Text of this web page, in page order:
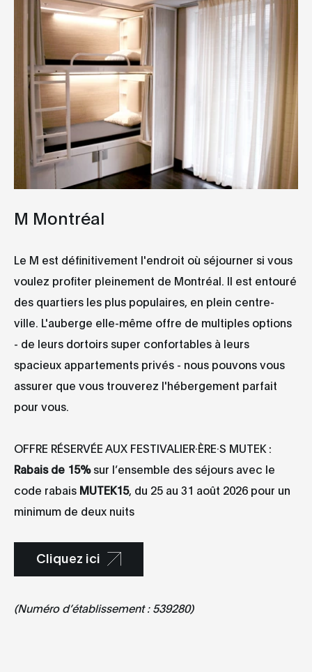
M Montréal
Le M est définitivement l'endroit où séjourner si vous
voulez profiter pleinement de Montréal. Il est entouré
des quartiers les plus populaires, en plein centre-
ville. L'auberge elle-même offre de multiples options
- de leurs dortoirs super confortables à leurs
spacieux appartements privés - nous pouvons vous
assurer que vous trouverez l'hébergement parfait
pour vous.
OFFRE RÉSERVÉE AUX FESTIVALIER·ÈRE·S MUTEK :
Rabais de 15%sur l’ensemble des séjours avec le
code rabais MUTEK15, du 25 au 31 août 2026 pour un
minimum de deux nuits
Cliquez ici
(Numéro d’établissement : 539280)